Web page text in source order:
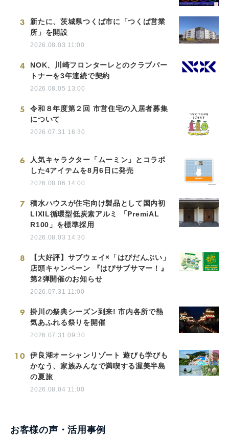
3
新たに、茨城県つくば市に「つくば営業
所」を開設
2026.08.03 11:00
4
NOK、川崎フロンターレとのクラブパー
トナーを3年連続で契約
2026.08.05 13:00
5
令和８年度第２回 市営住宅の入居者募集
について
2026.07.31 16:30
6
人気キャラクター「ムーミン」とコラボ
した4アイテムを8月6日に発売
2026.08.06 14:00
7
積水ハウスが住宅向け製品として国内初
LIXIL循環型低炭素アルミ 「PremiAL
R100」を標準採用
2026.08.03 14:30
8
【大好評】サブウェイ×「はぴだんぶい」
店頭キャンペーン 『はぴサブサマー！』
第2弾開催のお知らせ
2026.07.31 11:00
9
掛川の祭典シーズン到来! 市内各所で熱
気あふれる祭りを開催
2026.07.31 09:30
10
伊良湖オーシャンリゾート 遊びも学びも
かなう、家族みんなで満喫する渥美半島
の夏旅
2026.08.04 11:00
お客様の声・活用事例